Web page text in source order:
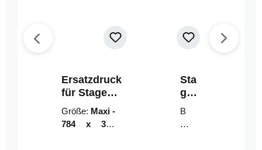
Ersatzdruck
für Stage
Riser
Größe: Maxi -
784 x 314
Sta
geri
ser-
LE
D-
B
un